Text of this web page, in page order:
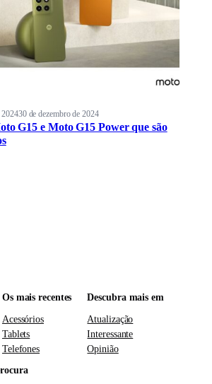
202430 de dezembro de 2024
G15 e Moto G15 Power que são
Os mais recentes
Acessórios
Tablets
Telefones
Descubra mais em
Atualização
Interessante
Opinião